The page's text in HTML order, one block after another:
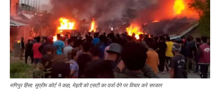
मणिपुर हिंसा: सुप्रीम कोर्ट ने कहा, मेइती को एसटी का दर्जा देने पर विचार करे सरकार